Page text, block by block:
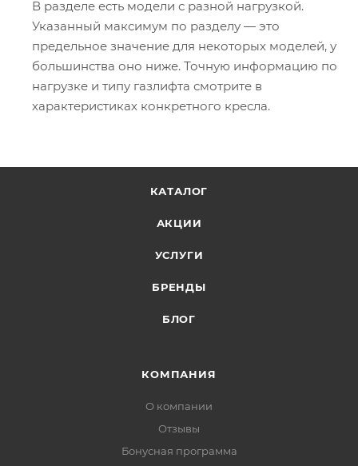
В разделе есть модели с разной нагрузкой.
Указанный максимум по разделу — это
предельное значение для некоторых моделей, у
большинства оно ниже. Точную информацию по
нагрузке и типу газлифта смотрите в
характеристиках конкретного кресла.
КАТАЛОГ
АКЦИИ
УСЛУГИ
БРЕНДЫ
БЛОГ
КОМПАНИЯ
О компании
Отзывы
Бонусная программа